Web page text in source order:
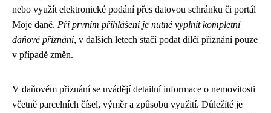
nebo využít elektronické podání přes datovou schránku či portál
Moje daně. Při prvním přihlášení je nutné vyplnit kompletní
daňové přiznání, v dalších letech stačí podat dílčí přiznání pouze
v případě změn.
V daňovém přiznání se uvádějí detailní informace o nemovitosti
včetně parcelních čísel, výměr a způsobu využití. Důležité je